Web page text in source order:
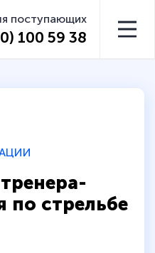
поступающих
100 59 38
по стрельбе